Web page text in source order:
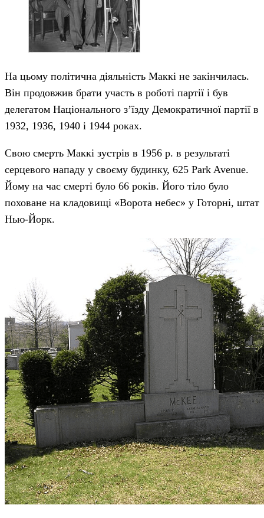
На цьому політична діяльність Маккі не закінчилась.
Він продовжив брати участь в роботі партії і був
делегатом Національного з’їзду Демократичної партії в
1932, 1936, 1940 і 1944 роках.
Свою смерть Маккі зустрів в 1956 р. в результаті
серцевого нападу у своєму будинку, 625 Park Avenue.
Йому на час смерті було 66 років. Його тіло було
поховане на кладовищі «Ворота небес» у Готорні, штат
Нью-Йорк.